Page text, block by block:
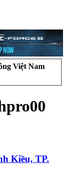
Việt Nam
Kiều, TP.